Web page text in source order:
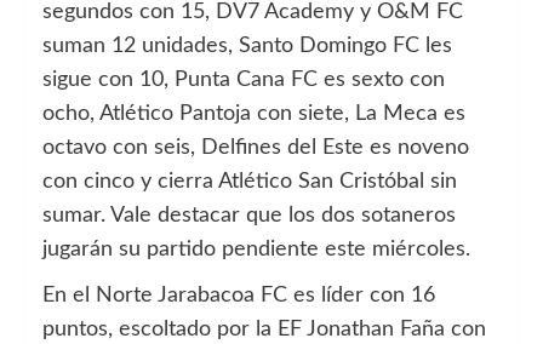
segundos con 15, DV7 Academy y O&M FC
suman 12 unidades, Santo Domingo FC les
sigue con 10, Punta Cana FC es sexto con
ocho, Atlético Pantoja con siete, La Meca es
octavo con seis, Delfines del Este es noveno
con cinco y cierra Atlético San Cristóbal sin
sumar. Vale destacar que los dos sotaneros
jugarán su partido pendiente este miércoles.
En el Norte Jarabacoa FC es líder con 16
puntos, escoltado por la EF Jonathan Faña con